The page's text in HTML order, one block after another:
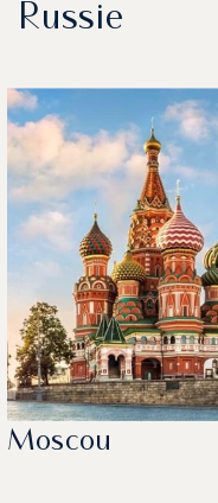
Russie
Moscou